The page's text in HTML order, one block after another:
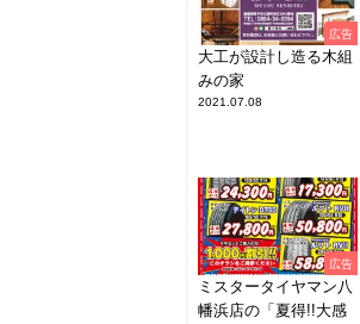
広告
大工が設計し造る木組
みの家
2021.07.08
広告
ミスタータイヤマン八
幡浜店の「夏得!!大感